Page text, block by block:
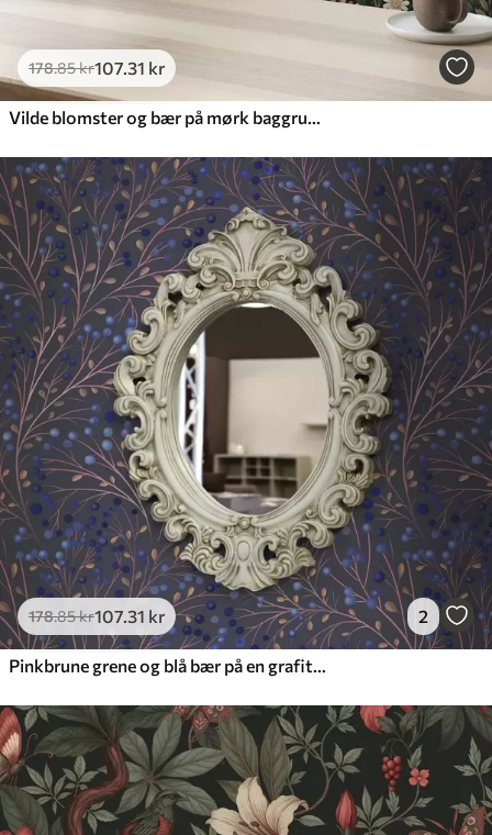
178.85kr107.31 kr
Vilde blomster og bær på mørk baggrund, naturligt ornament
178.85kr107.31 kr 2
Pinkbrune grene og blå bær på en grafitbaggrund